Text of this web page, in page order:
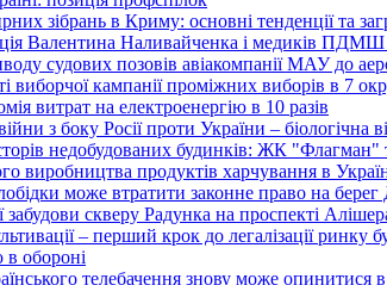
зібрань в Криму: основні тенденції та
Валентина Наливайченка і медиків
судових позовів авіакомпанії МАУ до
виборчої кампанії проміжних виборів в 7
витрат на електроенергію в 10 разів
з боку Росії проти України – біологічна
недобудованих будинків: ЖК
виробництва продуктів харчування в
може втратити законне право на берег
скверу Радунка на проспекті
– перший крок до легалізації ринку
обороні
телебачення знову може опинитися